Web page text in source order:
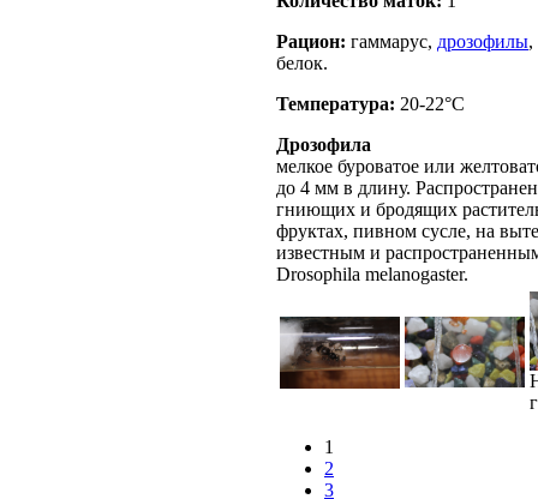
Рацион: гаммарус, дрозофилы,
белок.
Температура: 20-22°C
Дрозофила
мелкое буроватое или
до 4 мм в длину.
гниющих и бродящих
фруктах, пивном сусле, на
известным и
Drosophila melanogaster.
1
2
3